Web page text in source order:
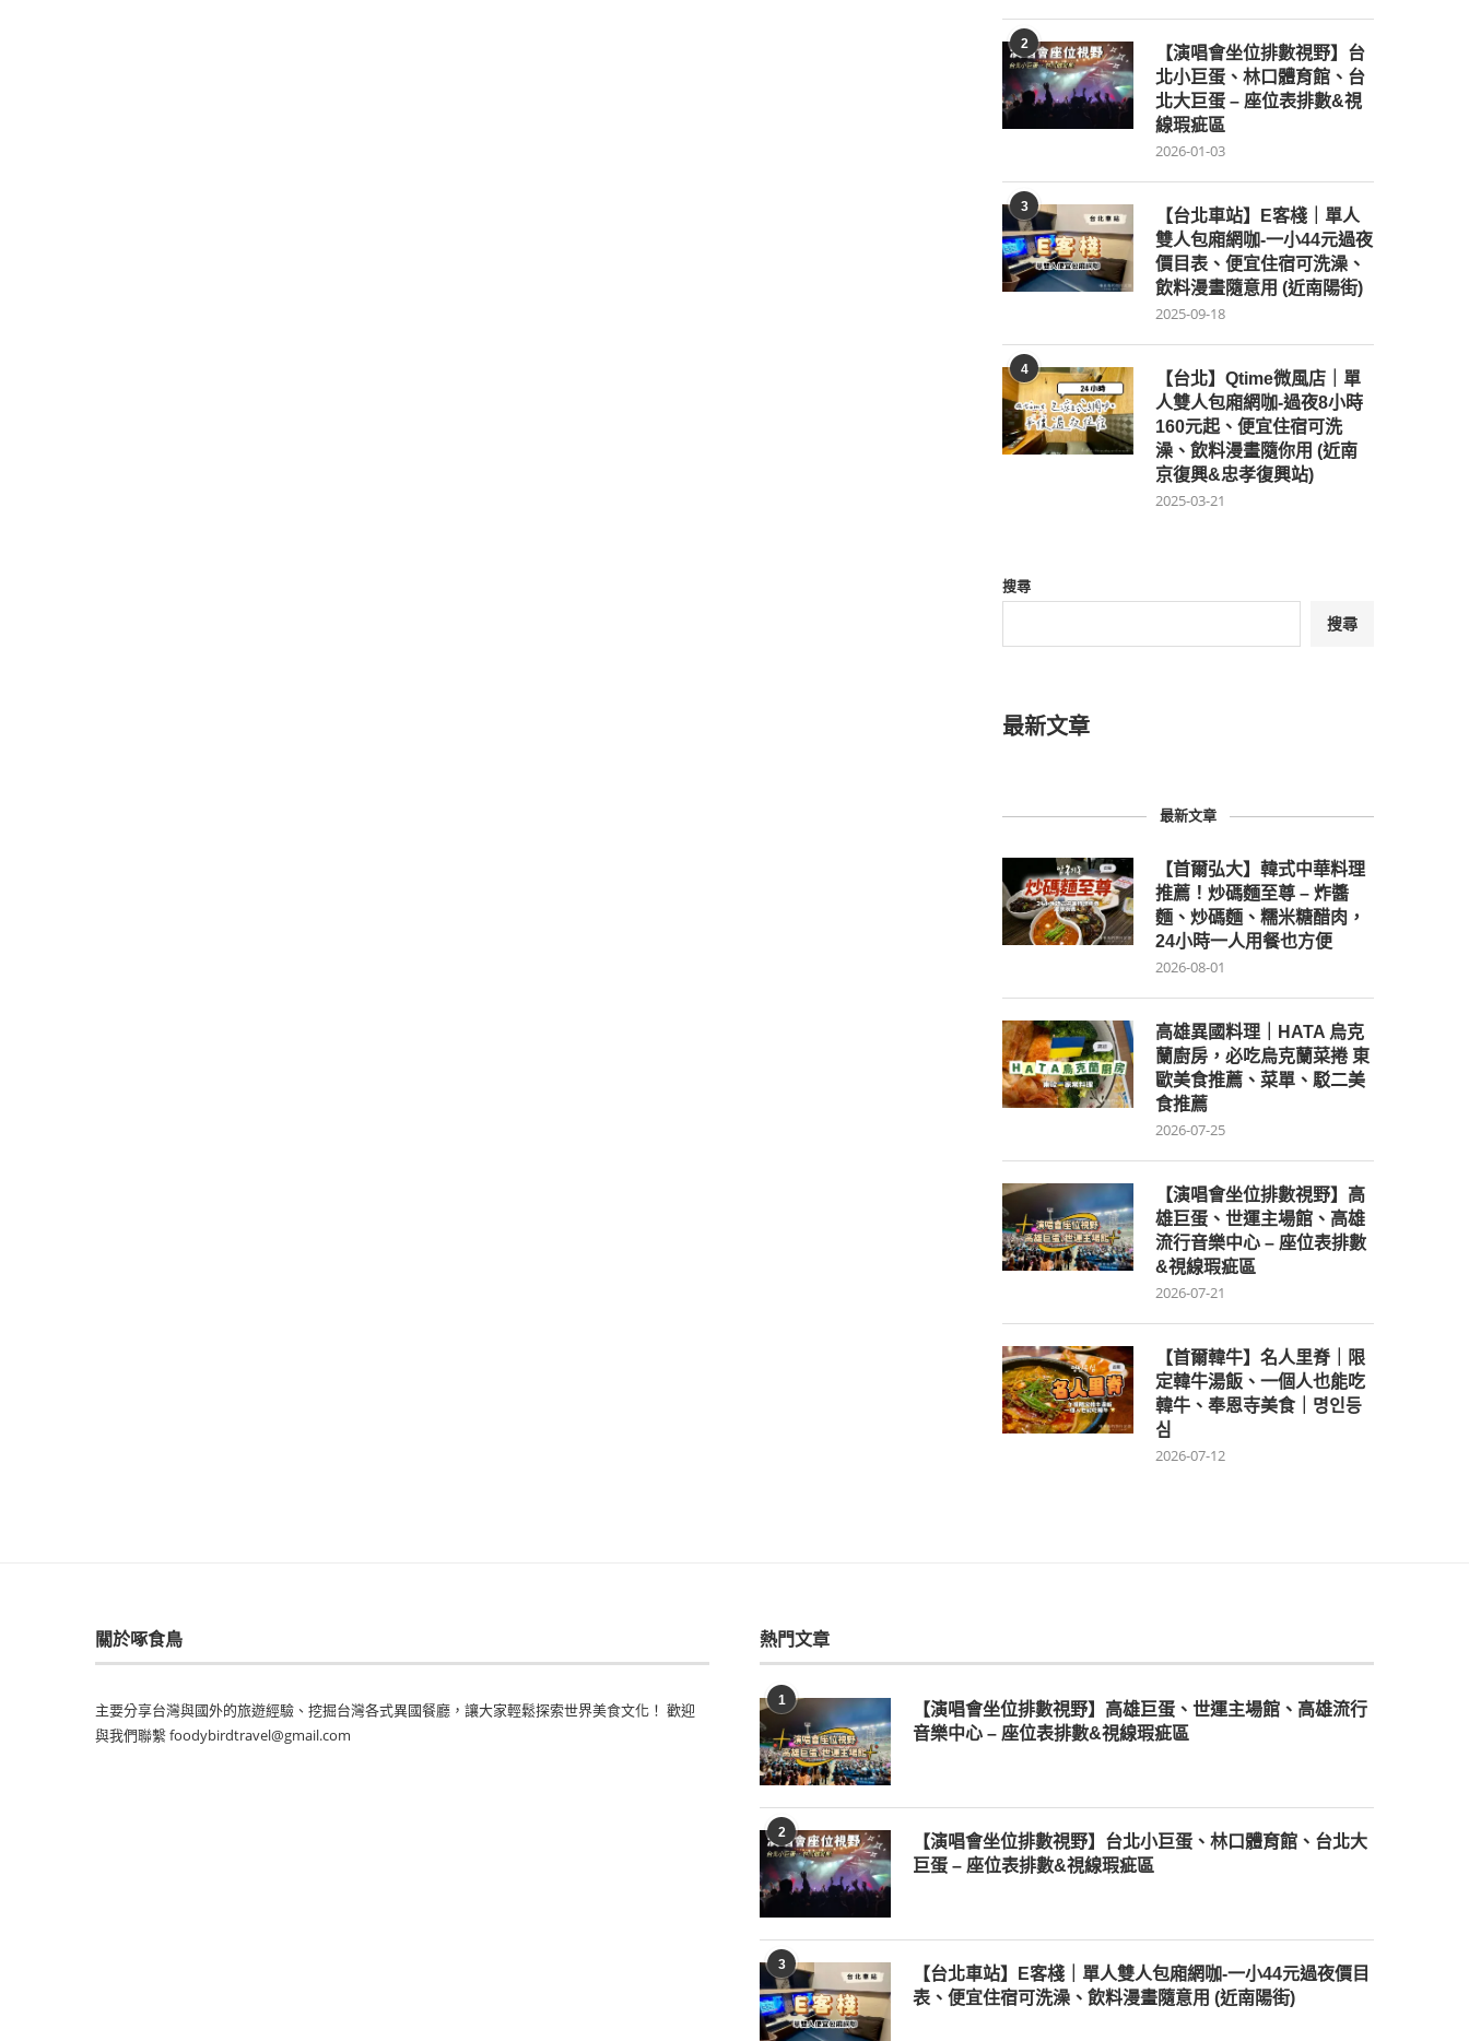
2
【演唱會坐位排數視野】台
北小巨蛋、林口體育館、台
北大巨蛋 – 座位表排數&視
線瑕疵區
2026-01-03
3
【台北車站】E客棧｜單人
雙人包廂網咖-一小44元過夜
價目表、便宜住宿可洗澡、
飲料漫畫隨意用 (近南陽街)
2025-09-18
4
【台北】Qtime微風店｜單
人雙人包廂網咖-過夜8小時
160元起、便宜住宿可洗
澡、飲料漫畫隨你用 (近南
京復興&忠孝復興站)
2025-03-21
搜尋
搜尋
最新文章
最新文章
【首爾弘大】韓式中華料理
推薦！炒碼麵至尊 – 炸醬
麵、炒碼麵、糯米糖醋肉，
24小時一人用餐也方便
2026-08-01
高雄異國料理｜HATA 烏克
蘭廚房，必吃烏克蘭菜捲 東
歐美食推薦、菜單、駁二美
食推薦
2026-07-25
【演唱會坐位排數視野】高
雄巨蛋、世運主場館、高雄
流行音樂中心 – 座位表排數
&視線瑕疵區
2026-07-21
【首爾韓牛】名人里脊｜限
定韓牛湯飯、一個人也能吃
韓牛、奉恩寺美食｜명인등
심
2026-07-12
關於啄食鳥
主要分享台灣與國外的旅遊經驗、挖掘台灣各式異國餐廳，讓大家輕鬆探索世界美食文化！ 歡迎
與我們聯繫 foodybirdtravel@gmail.com
熱門文章
1
【演唱會坐位排數視野】高雄巨蛋、世運主場館、高雄流行
音樂中心 – 座位表排數&視線瑕疵區
2
【演唱會坐位排數視野】台北小巨蛋、林口體育館、台北大
巨蛋 – 座位表排數&視線瑕疵區
3
【台北車站】E客棧｜單人雙人包廂網咖-一小44元過夜價目
表、便宜住宿可洗澡、飲料漫畫隨意用 (近南陽街)